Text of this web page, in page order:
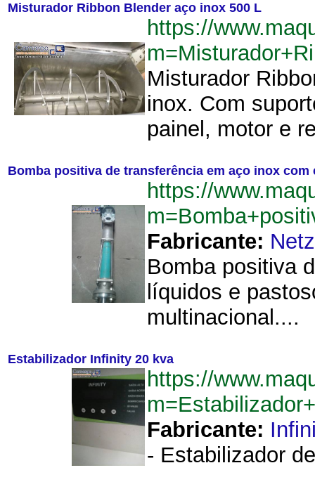
Misturador Ribbon Blender aço inox 500 L
https://
Misturador
inox. Com
painel, motor e
Bomba positiva de transferência em aço inox
https://
Fabricante:
Bomba positiva
líquidos e
multinacional....
Estabilizador Infinity 20 kva
https://
Fabricante:
- Estabilizador